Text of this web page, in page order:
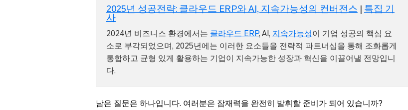
2025년 성공전략: 클라우드 ERP와 AI, 지속가능성의 컨버전스 | 특집 기
사
2024년 비즈니스 환경에서는 클라우드 ERP, AI, 지속가능성이 기업 성공의 핵심 요
소로 부각되었으며, 2025년에는 이러한 요소들을 전략적 파트너십을 통해 조화롭게
통합하고 균형 있게 활용하는 기업이 지속가능한 성장과 혁신을 이끌어낼 전망입니
다.
남은 질문은 하나입니다. 여러분은 잠재력을 완전히 발휘할 준비가 되어 있습니까?